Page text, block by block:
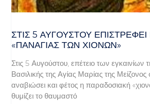
ΣΤΙΣ 5 ΑΥΓΟΎΣΤΟΥ
«ΠΑΝΑΓΊΑΣ ΤΩΝ ΧΙΌΝΩΝ»
Στις 5 Αυγούστου, επέτειο των εγκαινίων
Βασιλικής της Αγίας Μαρίας της
αναβιώσει και φέτος η παραδοσιακή
θυμίζει το θαυμαστό